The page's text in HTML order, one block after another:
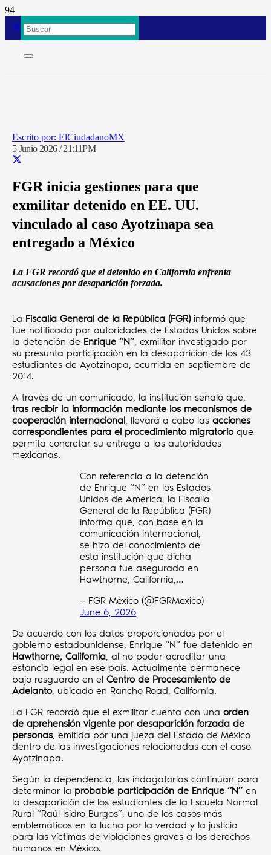
ElCiudadanoMX
5 Junio 2026 / 21:11PM
FGR inicia gestiones para que
exmilitar detenido en EE. UU.
vinculado al caso Ayotzinapa sea
entregado a México
La FGR recordó que el detenido en California enfrenta
acusaciones por desaparición forzada.
La Fiscalía General de la República (FGR)informó que
fue notificada por autoridades de Estados Unidos sobre
la detención de Enrique “N”, exmilitar investigado por
su presunta participación en la desaparición de los 43
estudiantes de Ayotzinapa, ocurrida en septiembre de
2014.
A través de un comunicado, la institución señaló que,
tras recibir la información mediante los mecanismos de
cooperación internacional, llevará a cabo las acciones
correspondientes para el procedimiento migratorioque
permita concretar su entrega a las autoridades
mexicanas.
Con referencia a la detención
de Enrique “N” en los Estados
Unidos de América, la Fiscalía
General de la República (FGR)
informa que, con base en la
comunicación internacional,
se hizo del conocimiento de
esta institución que dicha
persona fue asegurada en
Hawthorne, California,…
— FGR México (@FGRMexico)
June 6, 2026
De acuerdo con los datos proporcionados por el
gobierno estadounidense, Enrique “N” fue detenido en
Hawthorne, California, al no poder acreditar una
estancia legal en ese país. Actualmente permanece
bajo resguardo en el Centro de Procesamiento de
Adelanto, ubicado en Rancho Road, California.
La FGR recordó que el exmilitar cuenta con una orden
de aprehensión vigente por desaparición forzada de
personas, emitida por una jueza del Estado de México
dentro de las investigaciones relacionadas con el caso
Ayotzinapa.
Según la dependencia, las indagatorias continúan para
determinar la probable participación de Enrique “N” en
la desaparición de los estudiantes de la Escuela Normal
Rural “Raúl Isidro Burgos”, uno de los casos más
emblemáticos en la lucha por la verdad y la justicia
para las víctimas de violaciones graves a los derechos
humanos en México.